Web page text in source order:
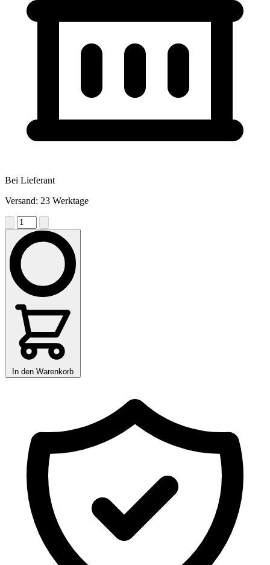
Bei Lieferant
Versand: 23 Werktage
In den Warenkorb